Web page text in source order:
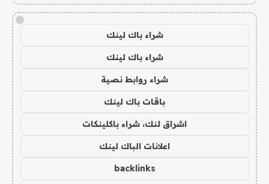
!
شراء باك لينك
شراء باك لينك
شراء روابط نصية
باقات باك لينك
اشراق لنك، شراء باكلينكات
اعلانات الباك لينك
backlinks